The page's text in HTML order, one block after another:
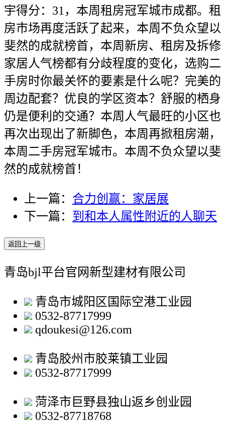
宇得分：31，本周租房冠军城市成都。租
房市场再度活跃了起来，本周不负众望以
斐然的成就榜首，本周新房、租房及拆修
家居人气榜都有分歧程度的变化，选购二
手房时你最关怀的要素是什么呢？完美的
周边配套？优良的学区资本？舒服的栖身
仍是便利的交通？本周人气最旺的小区也
再次出现出了新脚色，本周再掀租房潮，
本周二手房冠军城市。本周不负众望以斐
然的成就榜首！
上一篇： 合力创赢：家居展
下一篇： 到和本人属性附近的人聊天
返回上一级
青岛bjl平台官网新型建材有限公司
青岛市城阳区国际空港工业园
0532-87717999
qdoukesi@126.com
青岛胶州市胶莱镇工业园
0532-87717999
菏泽市巨野县独山返乡创业园
0532-87718768